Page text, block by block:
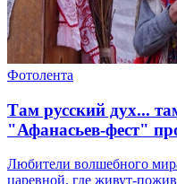
Фотолента
Там русский дух...
"Афанасьев-фест"
Любители волшебного
царевной, где живут-